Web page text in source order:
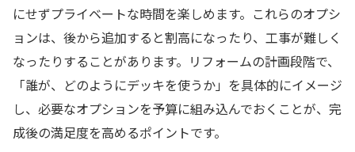
にせずプライベートな時間を楽しめます。これらのオプシ
ョンは、後から追加すると割高になったり、工事が難しく
なったりすることがあります。リフォームの計画段階で、
「誰が、どのようにデッキを使うか」を具体的にイメージ
し、必要なオプションを予算に組み込んでおくことが、完
成後の満足度を高めるポイントです。